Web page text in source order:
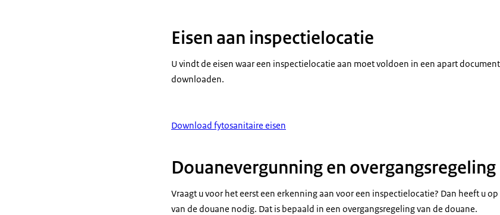
Eisen aan inspectielocatie
U vindt de eisen waar een inspectielocatie aan moet voldoen in een apart
downloaden.
Download fytosanitaire eisen
Douanevergunning en overgangsregeling
Vraagt u voor het eerst een erkenning aan voor een inspectielocatie? Dan heeft u
van de douane nodig. Dat is bepaald in een overgangsregeling van de douane.